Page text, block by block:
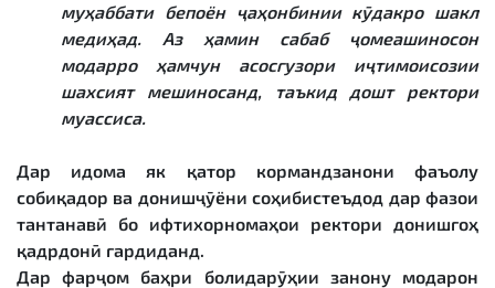
муҳаббати бепоён ҷаҳонбинии кӯдакро шакл
медиҳад. Аз ҳамин сабаб ҷомеашиносон
модарро ҳамчун асосгузори иҷтимоисозии
шахсият мешиносанд, таъкид дошт ректори
муассиса.
Дар идома як қатор кормандзанони фаъолу
собиқадор ва донишҷӯёни соҳибистеъдод дар фазои
тантанавӣ бо ифтихорномаҳои ректори донишгоҳ
қадрдонӣ гардиданд.
Дар фарҷом баҳри болидарӯҳии занону модарон